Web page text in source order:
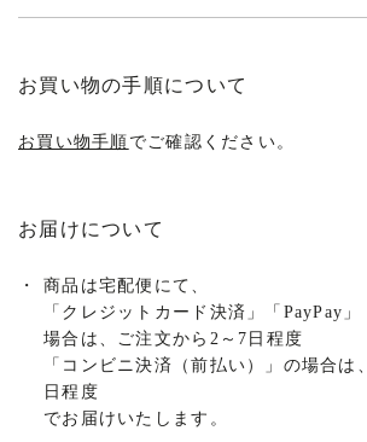
お買い物の手順について
お買い物手順 でご確認ください。
お届けについて
・
商品は宅配便にて、
「クレジットカード決済」「PayPay
場合は、ご注文から2～7日程度
「コンビニ決済（前払い）」の場合は
日程度
でお届けいたします。